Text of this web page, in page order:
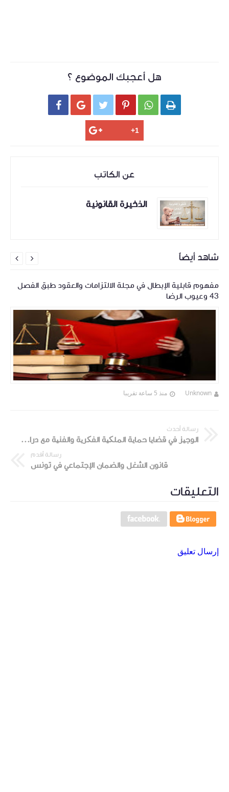
هل أعجبك الموضوع ؟
     
عن الكاتب
الذخيرة القانونية
شاهد أيضاً
مفهوم قابلية الإبطال في مجلة الالتزامات والعقود طبق الفصل
43 وعيوب الرضا
Unknown منذ 5 ساعة تقريبا


رسالة أحدث
الوجیز في قضایا حمایة الملکیة الفکریة والفنیة مع دراسة مقارنة حول جرائم المعلوماتیة
رسالة أقدم
قانون الشغل والضمان الإجتماعي في تونس
التعليقات
إرسال تعليق